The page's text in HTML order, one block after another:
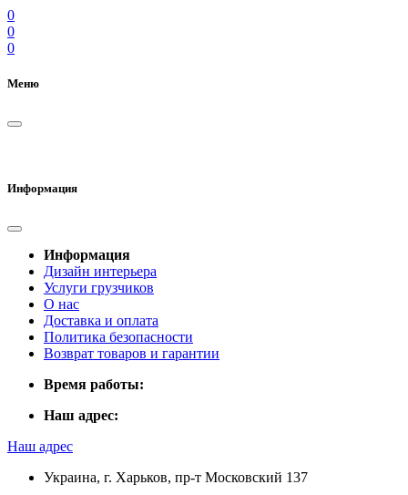
0
0
0
Меню
Информация
Информация
Дизайн интерьера
Услуги грузчиков
О нас
Доставка и оплата
Политика безопасности
Возврат товаров и гарантии
Время работы:
Наш адрес:
Наш адрес
Украина, г. Харьков, пр-т Московский 137